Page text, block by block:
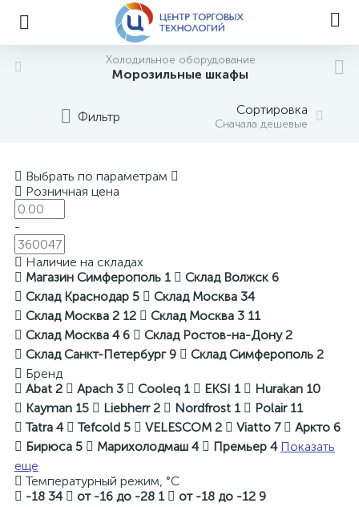
Холодильное оборудование
Морозильные шкафы
Фильтр Сортировка
Сначала дешевые
Выбрать по параметрам
Розничная цена
-
Наличие на складах
Магазин Симферополь 1 Склад Волжск 6
Склад Краснодар 5 Склад Москва 34
Склад Москва 2 12 Склад Москва 3 11
Склад Москва 46 Склад Ростов-на-Дону2
Склад Санкт-Петербург 9 Склад Симферополь 2
Бренд
Abat 2 Apach 3 Cooleq 1 EKSI 1 Hurakan 10
Kayman 15 Liebherr2 Nordfrost 1 Polair 11
Tatra 4 Tefcold 5 VELESCOM 2 Viatto 7 Аркто 6
Бирюса 5 Марихолодмаш 4 Премьер 4 Показать
еще
Температурный режим, °С
-18 34 от -16 до -28 1 от -18 до -12 9